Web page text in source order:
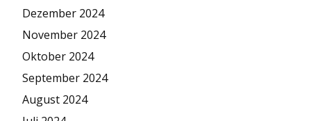
Dezember 2024
November 2024
Oktober 2024
September 2024
August 2024